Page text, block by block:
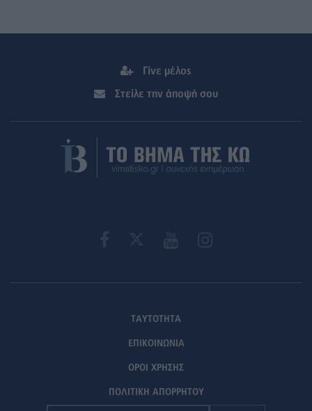
Γίνε μέλος
Στείλε την άποψή σου
ΤΑΥΤΟΤΗΤΑ
ΕΠΙΚΟΙΝΩΝΙΑ
ΟΡΟΙ ΧΡΗΣΗΣ
ΠΟΛΙΤΙΚΗ ΑΠΟΡΡΗΤΟΥ